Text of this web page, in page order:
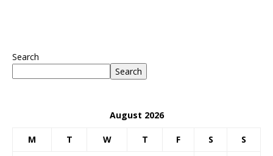
Search
Search
August 2026
M T W T F S S